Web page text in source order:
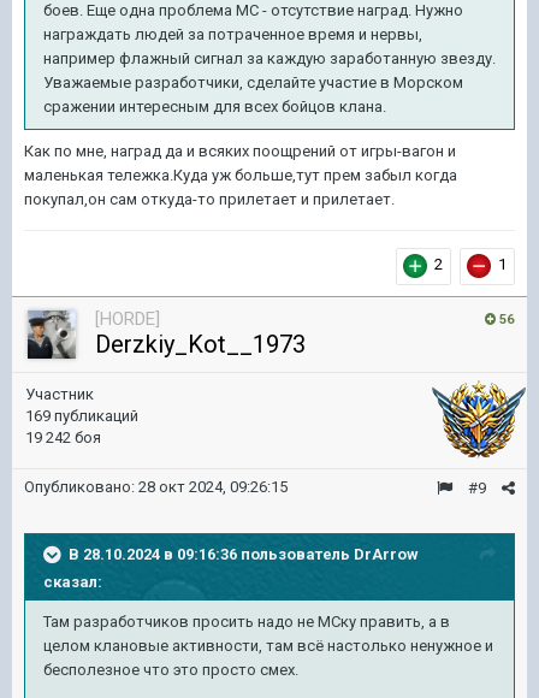
боев. Еще одна проблема МС - отсутствие наград. Нужно
награждать людей за потраченное время и нервы,
например флажный сигнал за каждую заработанную звезду.
Уважаемые разработчики, сделайте участие в Морском
сражении интересным для всех бойцов клана.
Как по мне, наград да и всяких поощрений от игры-вагон и
маленькая тележка.Куда уж больше,тут прем забыл когда
покупал,он сам откуда-то прилетает и прилетает.
2 1
56
[HORDE]
Derzkiy_Kot__1973
Участник
169 публикаций
19 242 боя
#9
Опубликовано: 28 окт 2024, 09:26:15
В 28.10.2024 в 09:16:36 пользователь DrArrow
сказал:
Там разработчиков просить надо не МСку править, а в
целом клановые активности, там всё настолько ненужное и
бесполезное что это просто смех.